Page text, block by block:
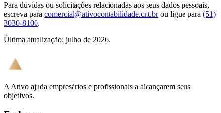
Para dúvidas ou solicitações relacionadas aos seus dados pessoais,
escreva para comercial@ativocontabilidade.cnt.brou ligue para (51)
3030-8100.
Última atualização: julho de 2026.
A Ativo ajuda empresários e profissionais a alcançarem seus
objetivos.